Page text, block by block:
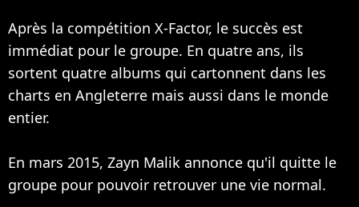
Après la compétition X-Factor, le succès est
immédiat pour le groupe. En quatre ans, ils
sortent quatre albums qui cartonnent dans les
charts en Angleterre mais aussi dans le monde
entier.
En mars 2015, Zayn Malik annonce qu'il quitte le
groupe pour pouvoir retrouver une vie normal.